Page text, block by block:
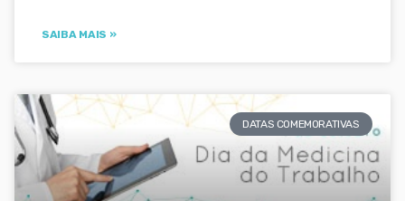
SAIBA MAIS »
DATAS COMEMORATIVAS